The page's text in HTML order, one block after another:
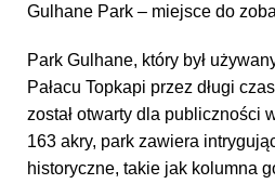
Gulhane Park – miejsce do
Park Gulhane, który był
Pałacu Topkapi przez długi
został otwarty dla publiczności
163 akry, park zawiera
historyczne, takie jak kolumna